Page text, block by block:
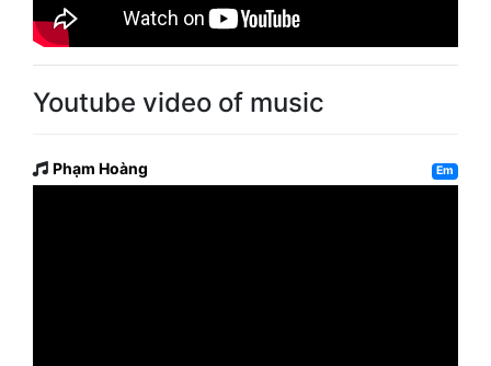
Youtube video of music
Phạm Hoàng Em